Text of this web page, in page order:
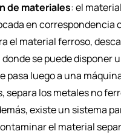
de materiales: el
en correspondencia
el material ferroso,
se puede disponer
pasa luego a una
separa los metales no
existe un sistema
el material